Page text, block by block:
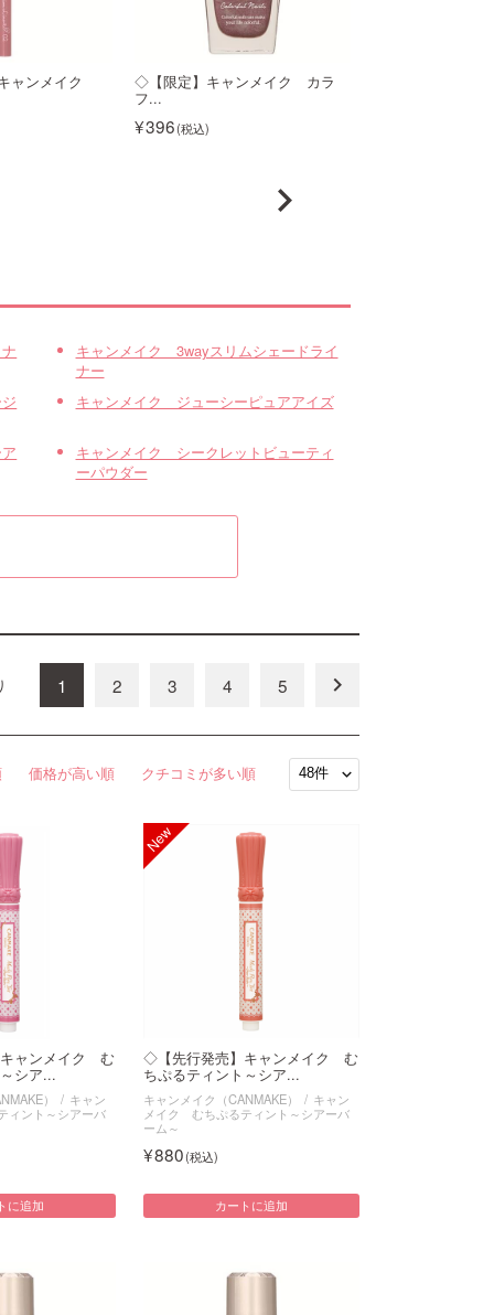
ャンメイク
◇【限定】キャンメイク カラ
フ...
396
キャンメイク 3wayスリムシェードライ
ナー
キャンメイク ジューシーピュアアイズ
キャンメイク シークレットビューティ
ーパウダー
1 2 3 4 5 keyboard_arrow_right
価格が高い順 クチコミが多い順
ャンメイク む
シア...
）
キャン
ント～シアーバ
に追加
◇【先行発売】キャンメイク む
ちぷるティント～シア...
キャンメイク（CANMAKE）
キャン
メイク むちぷるティント～シアーバ
ーム～
880
カートに追加